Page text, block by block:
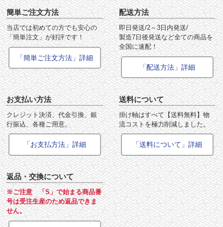
簡単ご注文方法
当店では初めての方でも安心の
「簡単注文」が好評です！
「簡単ご注文方法」詳細
配送方法
即日発送/2～3日内発送/
製造7日後発送など全ての商品を
全国に速配！
「配送方法」詳細
お支払い方法
クレジット決済、代金引換、銀
行振込、各種ご用意。
「お支払方法」詳細
送料について
掛け軸はすべて【送料無料】物
流コストを極力削減しました。
「送料について」詳細
返品・交換について
※ご注意 「S」で始まる商品番
号は受注生産のため返品できま
せん。